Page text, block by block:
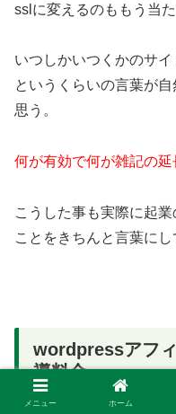
sslに変えるのももう当
いつしかいつくかのサ
というくらいの言葉が
思う。
何が有効で何が雑記の
こうした事も実際に起
ことをきちんと言葉にし
wordpressアフ
導料金
メニュー ホーム